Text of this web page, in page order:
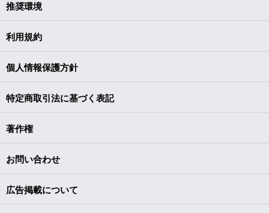
推奨環境
利用規約
個人情報保護方針
特定商取引法に基づく表記
著作権
お問い合わせ
広告掲載について